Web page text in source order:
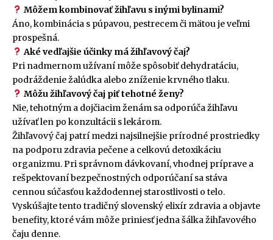
Môžem kombinovať žihľavu s inými bylinami?
Áno, kombinácia s púpavou, pestrecem či mätou je veľmi
prospešná.
Aké vedľajšie účinky má žihľavový čaj?
Pri nadmernom užívaní môže spôsobiť dehydratáciu,
podráždenie žalúdka alebo zníženie krvného tlaku.
Môžu žihľavový čaj piť tehotné ženy?
Nie, tehotným a dojčiacim ženám sa odporúča žihľavu
užívať len po konzultácii s lekárom.
Žihľavový čaj patrí medzi najsilnejšie prírodné prostriedky
na podporu zdravia pečene a celkovú detoxikáciu
organizmu. Pri správnom dávkovaní, vhodnej príprave a
rešpektovaní bezpečnostných odporúčaní sa stáva
cennou súčasťou každodennej starostlivosti o telo.
Vyskúšajte tento tradičný slovenský elixír zdravia a objavte
benefity, ktoré vám môže priniesť jedna šálka žihľavového
čaju denne.